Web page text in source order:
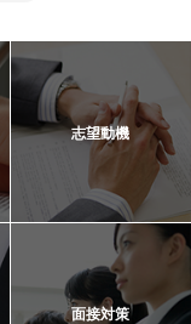
志望動機
面接対策